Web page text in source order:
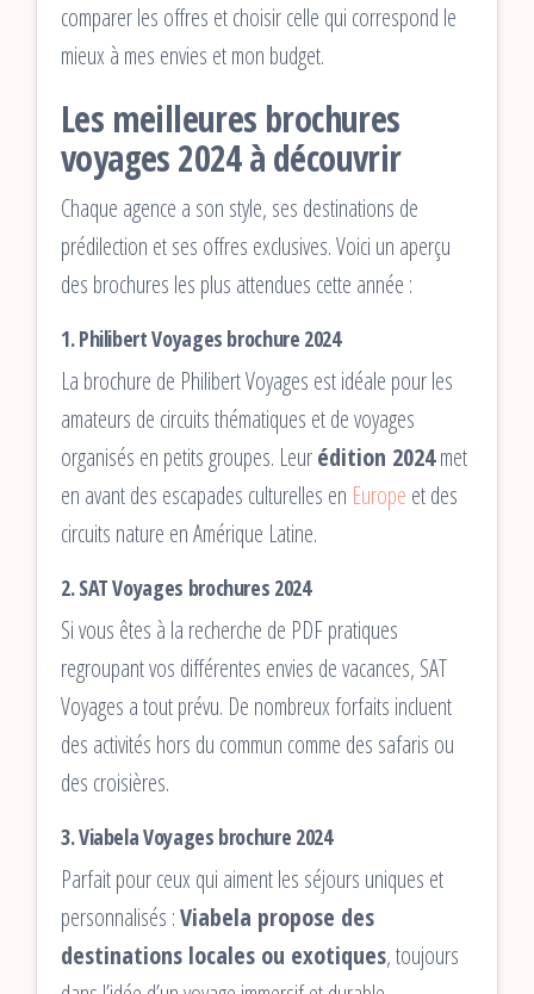
comparer les offres et choisir celle qui correspond le
mieux à mes envies et mon budget.
Les meilleures brochures
voyages 2024 à découvrir
Chaque agence a son style, ses destinations de
prédilection et ses offres exclusives. Voici un aperçu
des brochures les plus attendues cette année :
1.Philibert Voyages brochure 2024
La brochure de Philibert Voyages est idéale pour les
amateurs de circuits thématiques et de voyages
organisés en petits groupes. Leurédition 2024met
en avant des escapades culturelles en Europe et des
circuits nature en Amérique Latine.
2.SAT Voyages brochures 2024
Si vous êtes à la recherche de PDF pratiques
regroupant vos différentes envies de vacances, SAT
Voyages a tout prévu. De nombreux forfaits incluent
des activités hors du commun comme des safaris ou
des croisières.
3.Viabela Voyages brochure 2024
Parfait pour ceux qui aiment les séjours uniques et
personnalisés :Viabela propose des
destinations locales ou exotiques, toujours